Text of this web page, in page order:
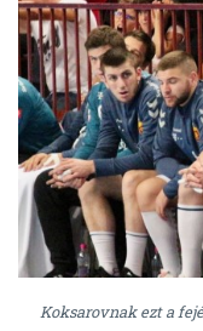
Koksarovnak ezt a